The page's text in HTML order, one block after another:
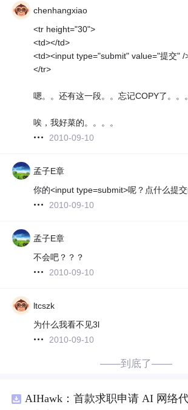
chenhangxiao
<tr height="30">
<td></td>
<td><input type="submit" value="提交" /
</tr>
嗯。。还有这一段。。忘记COPY了。。。
唉，我好菜的。。。。
2010-09-10
孟子E章
你的<input type=submit>呢？点什么提交
2010-09-10
孟子E章
不会吧？？？
2010-09-10
ltcszk
为什么我看不见3l
2010-09-10
——到底了——
AIHawk：首款求职申请 AI 网络